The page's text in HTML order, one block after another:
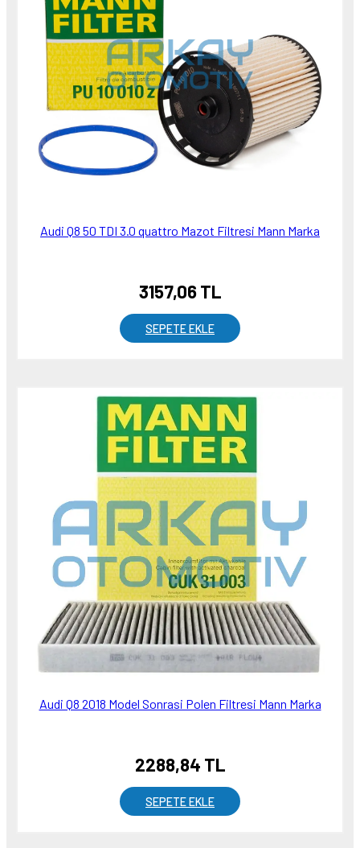
Audi Q8 50 TDI 3.0 quattro Mazot Filtresi Mann Marka
3157,06 TL
SEPETE EKLE
Audi Q8 2018 Model Sonrasi Polen Filtresi Mann Marka
2288,84 TL
SEPETE EKLE